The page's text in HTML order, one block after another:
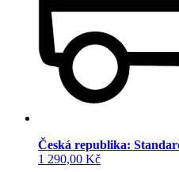
Česká republika:
1 290,00 Kč